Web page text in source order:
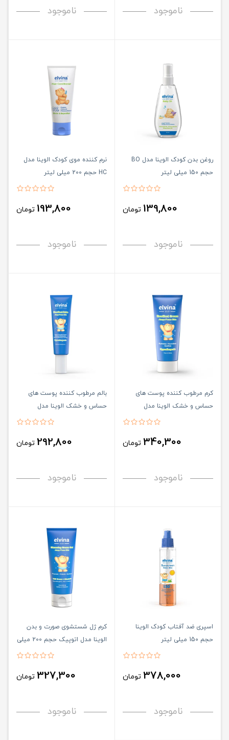
ناموجود ناموجود
روغن بدن کودک الوینا مدل BO
حجم 150 میلی لیتر
139,800 تومان
ناموجود
نرم کننده موی کودک الوینا مدل
HC حجم 200 میلی لیتر
193,800 تومان
ناموجود
کرم مرطوب کننده پوست های
حساس و خشک الوینا مدل
امولیانت اتوپیک حجم 100 میلی
340,300 تومان
ناموجود
بالم مرطوب کننده پوست های
حساس و خشک الوینا مدل
امولیانت اتوپیک حجم 30 میلی
292,800 تومان
ناموجود
اسپری ضد آفتاب کودک الوینا
حجم 150 میلی لیتر
378,000 تومان
ناموجود
کرم ژل شستشوی صورت و بدن
الوینا مدل اتوپیک حجم 200 میلی
327,300 تومان
ناموجود